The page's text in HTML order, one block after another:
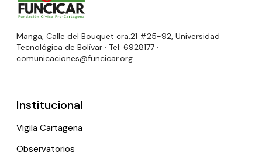
Manga, Calle del Bouquet cra.21 #25-92, Universidad
Tecnológica de Bolívar · Tel: 6928177 ·
comunicaciones@funcicar.org
Institucional
Vigila Cartagena
Observatorios